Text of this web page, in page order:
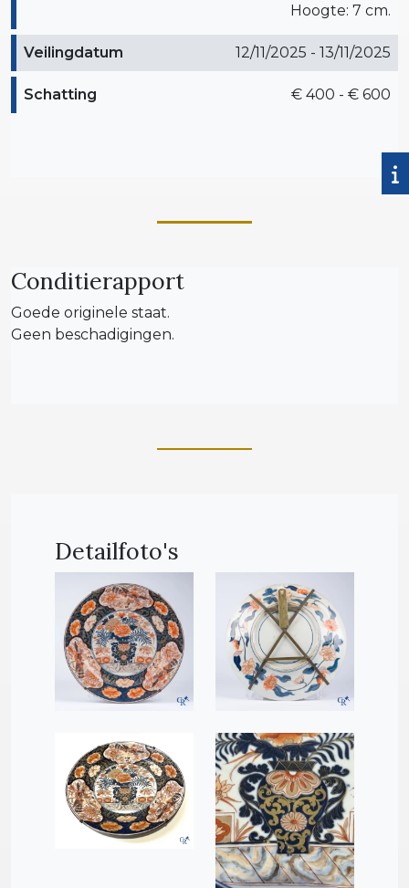
Hoogte: 7 cm.
Veilingdatum 12/11/2025 - 13/11/2025
Schatting € 400 - € 600
Conditierapport
Goede originele staat.
Geen beschadigingen.
Detailfoto's